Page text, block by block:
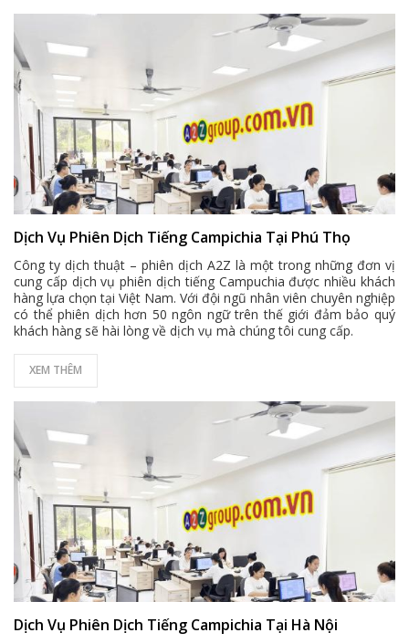
Dịch Vụ Phiên Dịch Tiếng Campichia Tại Phú Thọ
Công ty dịch thuật – phiên dịch A2Z là một trong những đơn vị
cung cấp dịch vụ phiên dịch tiếng Campuchia được nhiều khách
hàng lựa chọn tại Việt Nam. Với đội ngũ nhân viên chuyên nghiệp
có thể phiên dịch hơn 50 ngôn ngữ trên thế giới đảm bảo quý
khách hàng sẽ hài lòng về dịch vụ mà chúng tôi cung cấp.
XEM THÊM
Dịch Vụ Phiên Dịch Tiếng Campichia Tại Hà Nội